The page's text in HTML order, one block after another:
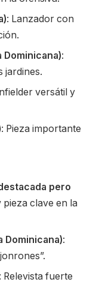
: Lanzador con
Dominicana):
jardines.
versátil y
: Pieza importante
pero
pieza clave en la
Dominicana):
: Relevista fuerte